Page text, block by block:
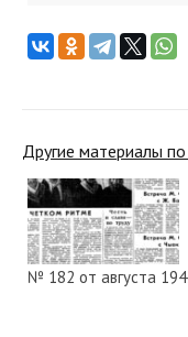
Другие материалы
№ 182 от августа